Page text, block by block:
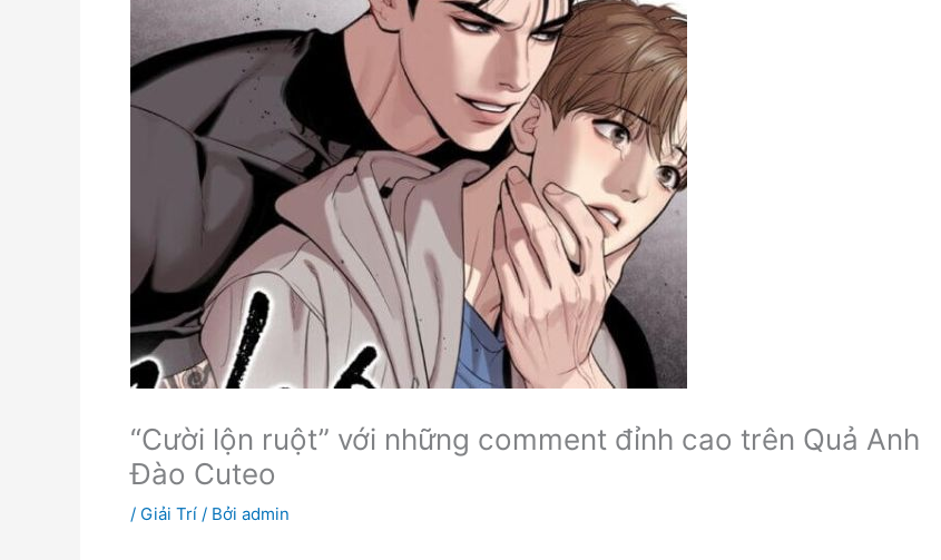
“Cười lộn ruột” với những comment đỉnh cao trên Quả Anh
Đào Cuteo
/ Giải Trí / Bởi admin